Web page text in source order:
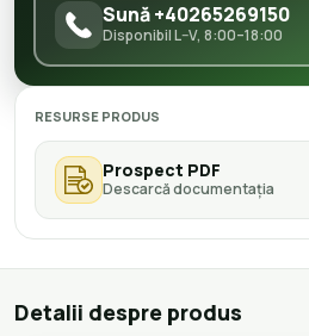
Sună +40265269150
Disponibil L–V, 8:00–18:00
RESURSE PRODUS
Prospect PDF
Descarcă documentația
Detalii despre produs